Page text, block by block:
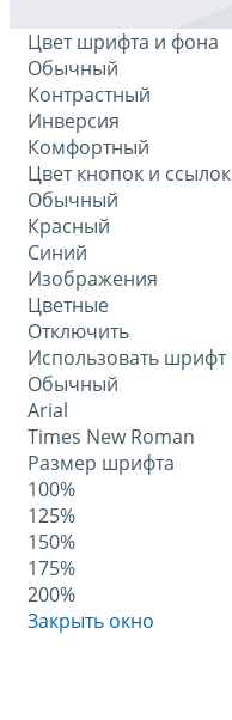
Цвет шрифта и фона
Обычный
Контрастный
Инверсия
Комфортный
Цвет кнопок и ссылок
Обычный
Красный
Синий
Изображения
Цветные
Отключить
Использовать шрифт
Обычный
Arial
Times New Roman
Размер шрифта
100%
125%
150%
175%
200%
Закрыть окно